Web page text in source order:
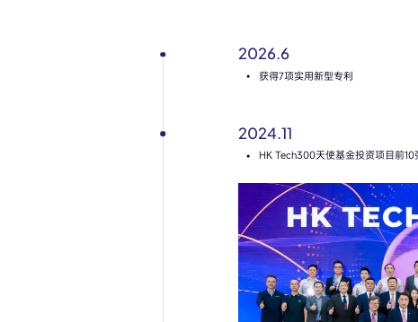
2026.6
获得7项实用新型专利
2024.11
HK Tech300天使基金投资项目前10